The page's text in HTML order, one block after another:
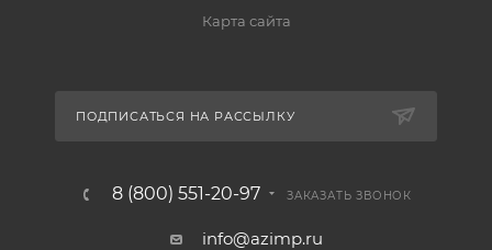
Карта сайта
ПОДПИСАТЬСЯ НА РАССЫЛКУ
8 (800) 551-20-97 ЗАКАЗАТЬ ЗВОНОК
info@azimp.ru